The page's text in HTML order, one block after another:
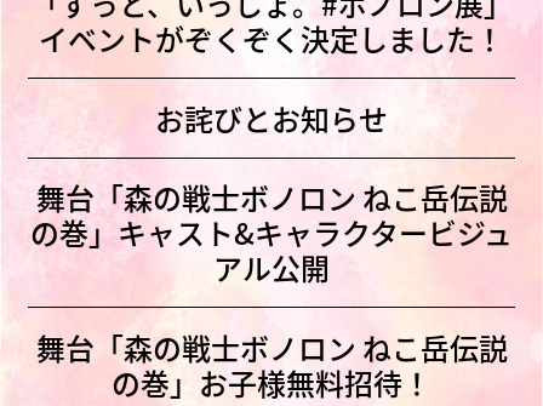
イベントがぞくぞく決定しました！
お詫びとお知らせ
舞台「森の戦士ボノロン ねこ岳伝説
の巻」キャスト&キャラクタービジュ
アル公開
舞台「森の戦士ボノロン ねこ岳伝説
の巻」お子様無料招待！